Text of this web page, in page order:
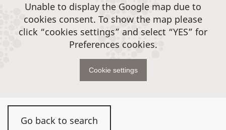
Go back to search
Unable to display the Google map due to
cookies consent. To show the map please
click “cookies settings” and select “YES” for
Preferences cookies.
Cookie settings